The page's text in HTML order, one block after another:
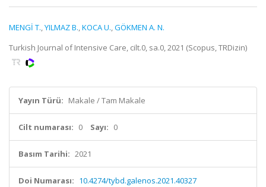
MENGİ T.,YILMAZ B.,KOCA U.,GÖKMEN A. N.
Turkish Journal of Intensive Care, cilt.0, sa.0, 2021 (Scopus, TRDizin)
Yayın Türü: Makale / Tam Makale
Cilt numarası: 0 Sayı: 0
Basım Tarihi: 2021
Doi Numarası: 10.4274/tybd.galenos.2021.40327